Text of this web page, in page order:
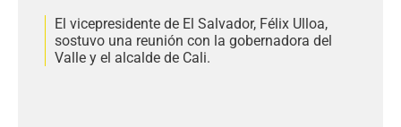
El vicepresidente de El Salvador, Félix Ulloa,
sostuvo una reunión con la gobernadora del
Valle y el alcalde de Cali.